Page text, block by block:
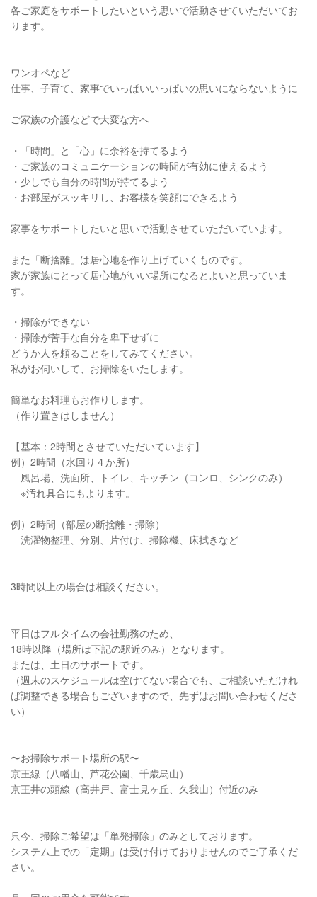
各ご家庭をサポートしたいという思いで活動させていただいてお
ります。
ワンオペなど
仕事、子育て、家事でいっぱいいっぱいの思いにならないように
ご家族の介護などで大変な方へ
・「時間」と「心」に余裕を持てるよう
・ご家族のコミュニケーションの時間が有効に使えるよう
・少しでも自分の時間が持てるよう
・お部屋がスッキリし、お客様を笑顔にできるよう
家事をサポートしたいと思いで活動させていただいています。
また「断捨離」は居心地を作り上げていくものです。
家が家族にとって居心地がいい場所になるとよいと思っていま
す。
・掃除ができない
・掃除が苦手な自分を卑下せずに
どうか人を頼ることをしてみてください。
私がお伺いして、お掃除をいたします。
簡単なお料理もお作りします。
（作り置きはしません）
【基本：2時間とさせていただいています】
例）2時間（水回り４か所）
風呂場、洗面所、トイレ、キッチン（コンロ、シンクのみ）
※汚れ具合にもよります。
例）2時間（部屋の断捨離・掃除）
洗濯物整理、分別、片付け、掃除機、床拭きなど
3時間以上の場合は相談ください。
平日はフルタイムの会社勤務のため、
18時以降（場所は下記の駅近のみ）となります。
または、土日のサポートです。
（週末のスケジュールは空けてない場合でも、ご相談いただけれ
ば調整できる場合もございますので、先ずはお問い合わせくださ
い）
〜お掃除サポート場所の駅〜
京王線（八幡山、芦花公園、千歳烏山）
京王井の頭線（高井戸、富士見ヶ丘、久我山）付近のみ
只今、掃除ご希望は「単発掃除」のみとしております。
システム上での「定期」は受け付けておりませんのでご了承くだ
さい。